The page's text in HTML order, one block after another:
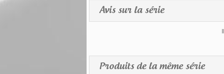
Avis sur la série
Produits de la même série